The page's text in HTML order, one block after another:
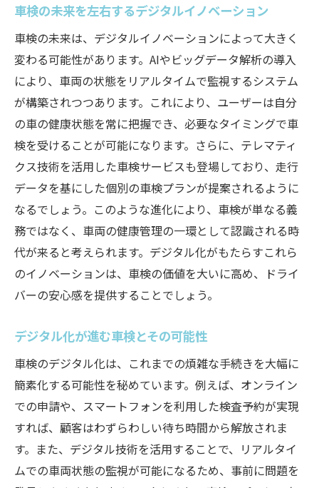
デジタル革命が車検に与える隠れた利点
車検デジタル化で得られる意外なメリット
デジタル化がもたらす車検の意外な変化
車検のデジタル化がもたらす環境への配慮
環境配慮を促進する車検のデジタル化
車検デジタル化が環境に与える影響
環境への配慮を可能にする車検デジタル化
車検のデジタル化で環境意識が変わる
デジタル化で実現する車検の環境配慮
環境に優しい車検を実現するデジタル技術
デジタル化が進む車検業界の今と未来
車検業界の現状とデジタル化の未来展望
車検業界におけるデジタル化の取り組み
車検業界の今後を左右するデジタル化の動
向
未来の車検業界を形作るデジタル技術
デジタル化が進む車検業界の未来予測
車検の未来を左右するデジタルイノベーション
車検の未来は、デジタルイノベーションによって大きく
変わる可能性があります。AIやビッグデータ解析の導入
により、車両の状態をリアルタイムで監視するシステム
が構築されつつあります。これにより、ユーザーは自分
の車の健康状態を常に把握でき、必要なタイミングで車
検を受けることが可能になります。さらに、テレマティ
クス技術を活用した車検サービスも登場しており、走行
データを基にした個別の車検プランが提案されるように
なるでしょう。このような進化により、車検が単なる義
務ではなく、車両の健康管理の一環として認識される時
代が来ると考えられます。デジタル化がもたらすこれら
のイノベーションは、車検の価値を大いに高め、ドライ
バーの安心感を提供することでしょう。
デジタル化が進む車検とその可能性
車検のデジタル化は、これまでの煩雑な手続きを大幅に
簡素化する可能性を秘めています。例えば、オンライン
での申請や、スマートフォンを利用した検査予約が実現
すれば、顧客はわずらわしい待ち時間から解放されま
す。また、デジタル技術を活用することで、リアルタイ
ムでの車両状態の監視が可能になるため、事前に問題を